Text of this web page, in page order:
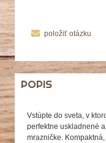
položiť otázku
POPIS
Vstúpte do sveta, v
perfektne uskladnené
mrazničke.